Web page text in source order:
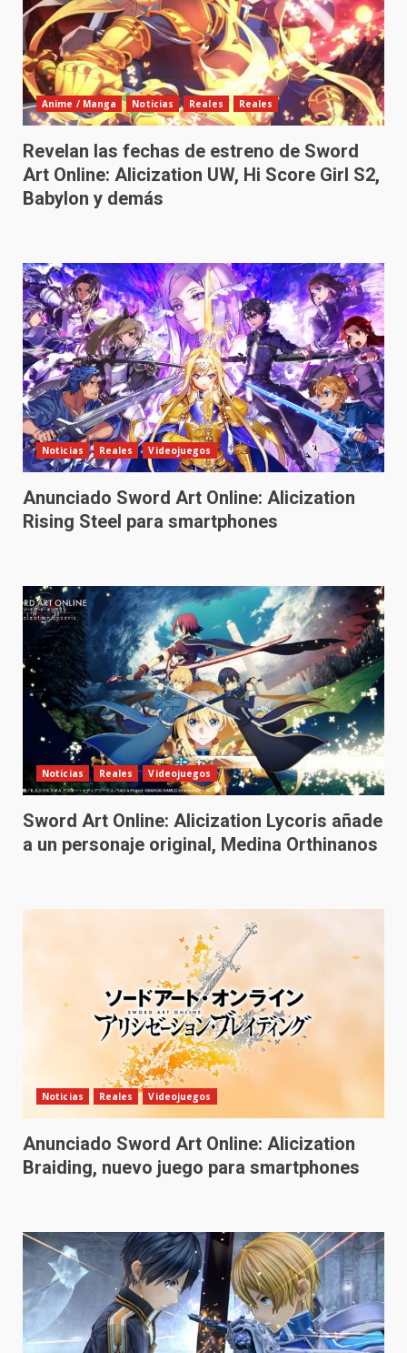
Anime / Manga Noticias Reales Reales
Revelan las fechas de estreno de Sword
Art Online: Alicization UW, Hi Score Girl S2,
Babylon y demás
Noticias Reales Videojuegos
Anunciado Sword Art Online: Alicization
Rising Steel para smartphones
Noticias Reales Videojuegos
Sword Art Online: Alicization Lycoris añade
a un personaje original, Medina Orthinanos
Noticias Reales Videojuegos
Anunciado Sword Art Online: Alicization
Braiding, nuevo juego para smartphones